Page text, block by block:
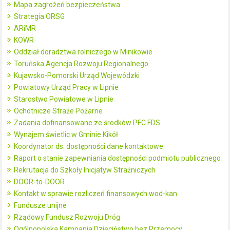
Mapa zagrożeń bezpieczeństwa
Strategia ORSG
ARiMR
KOWR
Oddział doradztwa rolniczego w Minikowie
Toruńska Agencja Rozwoju Regionalnego
Kujawsko-Pomorski Urząd Wojewódzki
Powiatowy Urząd Pracy w Lipnie
Starostwo Powiatowe w Lipnie
Ochotnicze Straże Pożarne
Zadania dofinansowane ze środków PFC FDS
Wynajem świetlic w Gminie Kikół
Koordynator ds. dostępności dane kontaktowe
Raport o stanie zapewniania dostępności podmiotu publicznego
Rekrutacja do Szkoły Inicjatyw Strażniczych
DOOR-to-DOOR
Kontakt w sprawie rozliczeń finansowych wod-kan
Fundusze unijne
Rządowy Fundusz Rozwoju Dróg